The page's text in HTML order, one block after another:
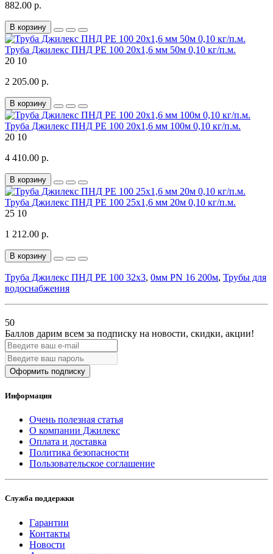
882.00 р.
В корзину
Труба Джилекс ПНД РЕ 100 20х1,6 мм 50м 0,10 кг/п.м.
20 10
2 205.00 р.
В корзину
Труба Джилекс ПНД РЕ 100 20х1,6 мм 100м 0,10 кг/п.м.
20 10
4 410.00 р.
В корзину
Труба Джилекс ПНД РЕ 100 25х1,6 мм 20м 0,10 кг/п.м.
25 10
1 212.00 р.
В корзину
Труба Джилекс ПНД РЕ 100 32х3, 0мм PN 16 200м, Трубы для
водоснабжения
50
Баллов дарим всем за подписку на новости, скидки, акции!
Оформить подписку
Информация
Очень полезная статья
О компании Джилекс
Оплата и доставка
Политика безопасности
Пользовательское соглашение
Служба поддержки
Гарантии
Контакты
Новости